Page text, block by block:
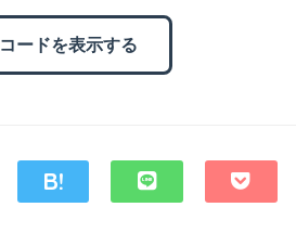
コードを表示する